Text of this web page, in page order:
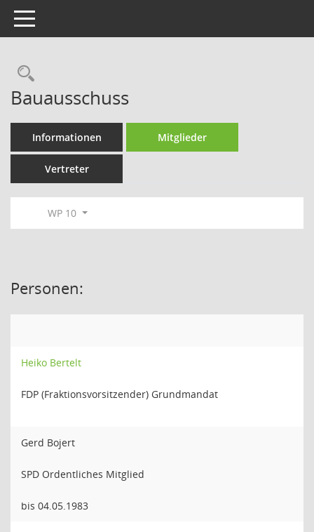
Toggle navigation
Rechercheauswahl
Bauausschuss
Informationen Mitglieder
Vertreter
WP 10
Personen:
Heiko Bertelt
FDP (Fraktionsvorsitzender) Grundmandat
Gerd Bojert
SPD Ordentliches Mitglied
bis 04.05.1983